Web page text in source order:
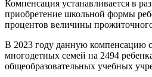
Компенсация устанавливается в
приобретение школьной формы
процентов величины
В 2023 году данную компенсацию
многодетных семей на 2494
общеобразовательных учебных